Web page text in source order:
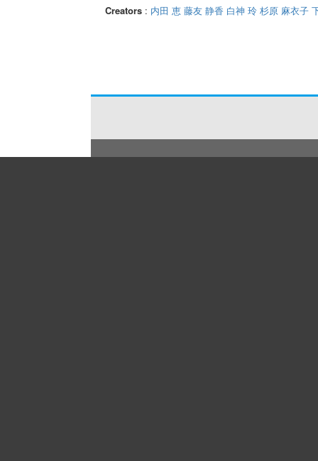
Creators: 内田 恵 藤友 静香 白神 玲 杉原 麻衣子